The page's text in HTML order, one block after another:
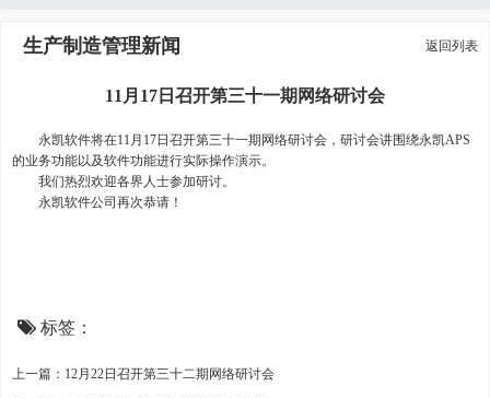
生产制造管理新闻 返回列表
11月17日召开第三十一期网络研讨会
永凯软件将在11月17日召开第三十一期网络研讨会，研讨会讲围绕永凯APS
的业务功能以及软件功能进行实际操作演示。
我们热烈欢迎各界人士参加研讨。
永凯软件公司再次恭请！
标签：
上一篇：12月22日召开第三十二期网络研讨会